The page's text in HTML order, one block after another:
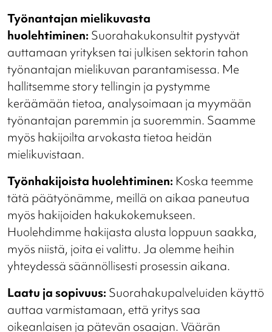
Työnantajan mielikuvasta
huolehtiminen: Suorahakukonsultit pystyvät
auttamaan yrityksen tai julkisen sektorin tahon
työnantajan mielikuvan parantamisessa. Me
hallitsemme story tellingin ja pystymme
keräämään tietoa, analysoimaan ja myymään
työnantajan paremmin ja suoremmin. Saamme
myös hakijoilta arvokasta tietoa heidän
mielikuvistaan.
Työnhakijoista huolehtiminen: Koska teemme
tätä päätyönämme, meillä on aikaa paneutua
myös hakijoiden hakukokemukseen.
Huolehdimme hakijasta alusta loppuun saakka,
myös niistä, joita ei valittu. Ja olemme heihin
yhteydessä säännöllisesti prosessin aikana.
Laatu ja sopivuus: Suorahakupalveluiden käyttö
auttaa varmistamaan, että yritys saa
oikeanlaisen ja pätevän osaajan. Väärän